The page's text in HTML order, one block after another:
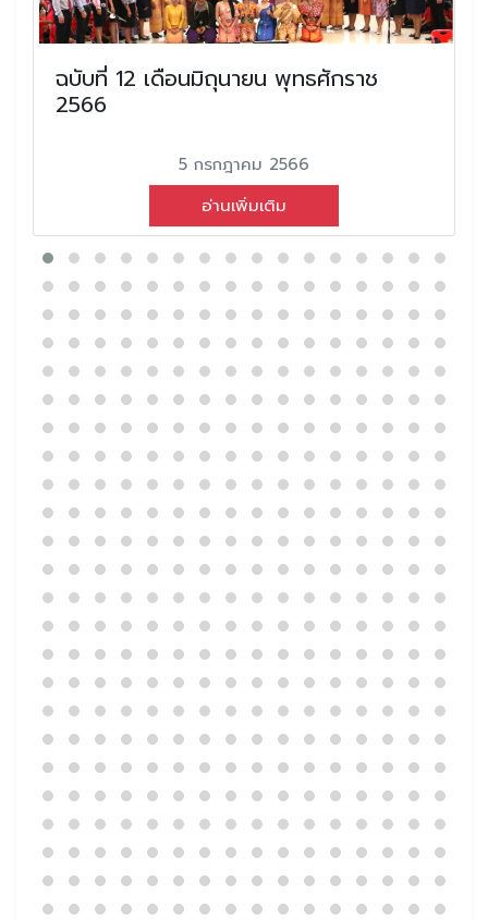
ฉบับที่ 12 เดือนมิถุนายน พุทธศักราช
2566
5 กรกฎาคม 2566
อ่านเพิ่มเติม